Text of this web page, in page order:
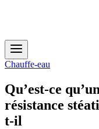
Chauffe-eau
Qu’est-ce
résistance
t-il